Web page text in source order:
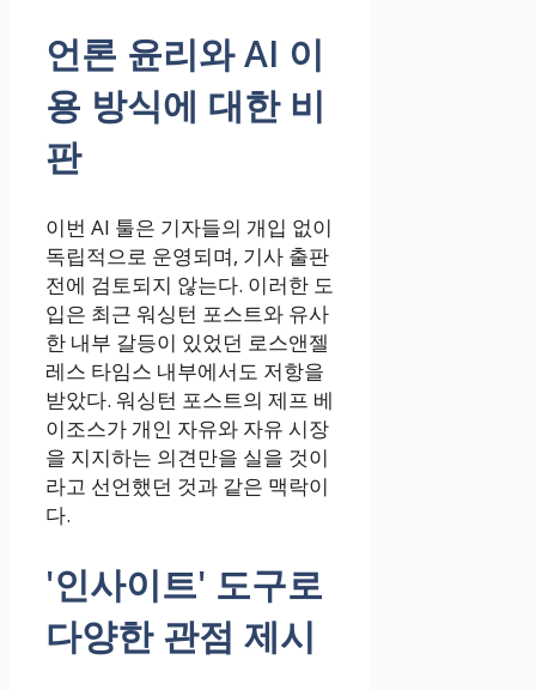
언론 윤리와 AI 이
용 방식에 대한 비
판
이번 AI 툴은 기자들의 개입 없이
독립적으로 운영되며, 기사 출판
전에 검토되지 않는다. 이러한 도
입은 최근 워싱턴 포스트와 유사
한 내부 갈등이 있었던 로스앤젤
레스 타임스 내부에서도 저항을
받았다. 워싱턴 포스트의 제프 베
이조스가 개인 자유와 자유 시장
을 지지하는 의견만을 실을 것이
라고 선언했던 것과 같은 맥락이
다.
'인사이트' 도구로
다양한 관점 제시